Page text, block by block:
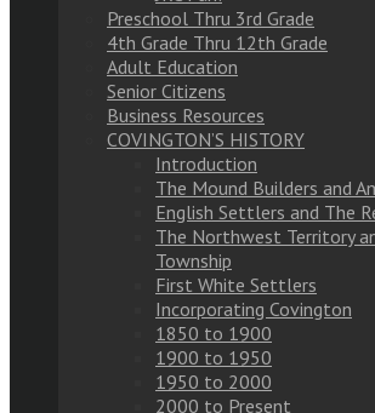
Preschool Thru 3rd Grade
4th Grade Thru 12th Grade
Adult Education
Senior Citizens
Business Resources
COVINGTON’S HISTORY
Introduction
The Mound Builders and
English Settlers and The
The Northwest Territory
Township
First White Settlers
Incorporating Covington
1850 to 1900
1900 to 1950
1950 to 2000
2000 to Present